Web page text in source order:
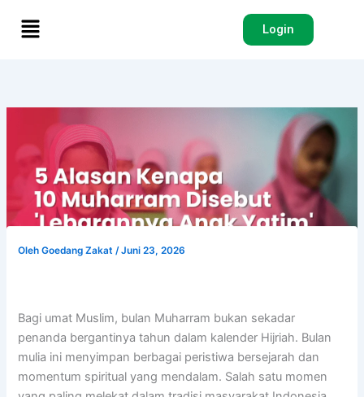
Menu Login
OlehGoedang Zakat/Juni 23, 2026
Bagi umat Muslim, bulan Muharram bukan sekadar
penanda bergantinya tahun dalam kalender Hijriah. Bulan
mulia ini menyimpan berbagai peristiwa bersejarah dan
momentum spiritual yang mendalam. Salah satu momen